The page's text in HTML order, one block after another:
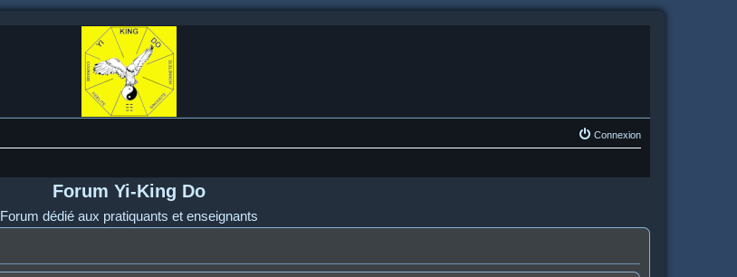
Connexion
Forum Yi-King Do
Forum dédié aux pratiquants et enseignants